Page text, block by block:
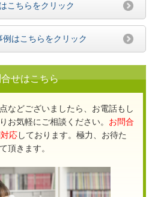
こちらをクリック
はこちらをクリック
せはこちら
などございましたら、お電話もし
お気軽にご相談ください。 お問合
応しております。極力、お待た
頂きます。